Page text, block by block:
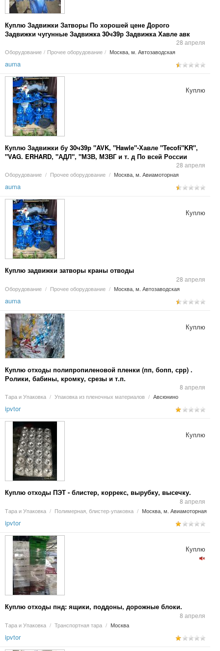
Куплю Задвижки Затворы По хорошей цене Дорого
Задвижки чугунные Задвижка 30ч39р Задвижка Хавле авк
28 апреля
Оборудование / Прочее оборудование / Москва, м. Автозаводская
auma
Куплю Задвижки бу 30ч39р "AVK, "Hawle"-Хавле "Tecofi"KR",
"VAG. ERHARD, "АДЛ", "МЗВ, МЗВГ и т. д По всей России
28 апреля
Оборудование / Прочее оборудование / Москва, м. Авиамоторная
Куплю
auma
Куплю задвижки затворы краны отводы
28 апреля
Оборудование / Прочее оборудование / Москва, м. Автозаводская
Куплю
auma
Куплю отходы полипропиленовой пленки (пп, бопп, срр) .
Ролики, бабины, кромку, срезы и т.п.
8 апреля
Тара и Упаковка / Упаковка из пленочных материалов / Авсюнино
Куплю
ipvtor
Куплю отходы ПЭТ - блистер, коррекс, вырубку, высечку.
8 апреля
Тара и Упаковка / Полимерная, блистер-упаковка / Москва, м. Авиамоторная
Куплю
ipvtor
Куплю отходы пнд: ящики, поддоны, дорожные блоки.
8 апреля
Тара и Упаковка / Транспортная тара / Москва
Куплю
ipvtor